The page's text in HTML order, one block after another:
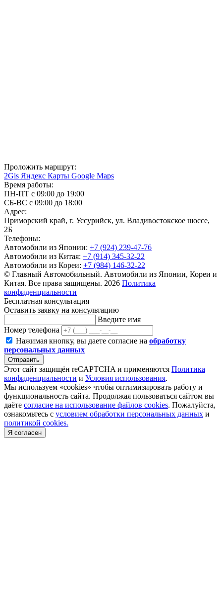
Проложить маршрут:
2Gis Яндекс Карты Google Maps
Время работы:
ПН-ПТ с 09:00 до 19:00
СБ-ВС с 09:00 до 18:00
Адрес:
Приморский край, г. Уссурийск, ул. Владивостокское шоссе,
2Б
Телефоны:
Автомобили из Японии: +7 (924) 239-47-76
Автомобили из Китая: +7 (914) 345-32-22
Автомобили из Кореи: +7 (984) 146-32-22
© Главный Автомобильный. Автомобили из Японии, Кореи и
Китая. Все права защищены. 2026 Политика
конфиденциальности
Бесплатная консультация
Оставить заявку на консультацию
Введите имя
Номер телефона
Нажимая кнопку, вы даете согласие на обработку
персональных данных
Отправить
Этот сайт защищён reCAPTCHA и применяются Политика
конфиденциальности и Условия использования.
Мы используем «cookies» чтобы оптимизировать работу и
функциональность сайта. Продолжая пользоваться сайтом вы
даёте согласие на использование файлов cookies. Пожалуйста,
ознакомьтесь с условием обработки персональных данных и
политикой cookies.
Я согласен